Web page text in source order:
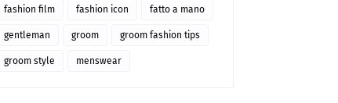
fashion film fashion icon fatto a mano
gentleman groom groom fashion tips
groom style menswear